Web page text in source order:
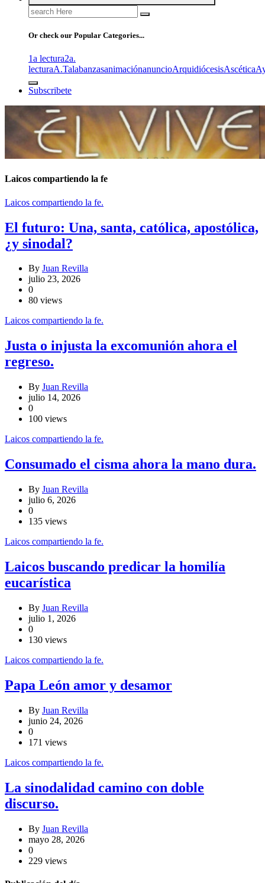
Search
for:
Or check our Popular Categories...
1a lectura2a.
lecturaA.TalabanzasanimaciónanuncioArquidiócesisAscética
Subscribete
Laicos compartiendo la fe
Laicos compartiendo la fe.
El futuro: Una, santa, católica, apostólica,
¿y sinodal?
By Juan Revilla
julio 23, 2026
0
80 views
Laicos compartiendo la fe.
Justa o injusta la excomunión ahora el
regreso.
By Juan Revilla
julio 14, 2026
0
100 views
Laicos compartiendo la fe.
Consumado el cisma ahora la mano dura.
By Juan Revilla
julio 6, 2026
0
135 views
Laicos compartiendo la fe.
Laicos buscando predicar la homilía
eucarística
By Juan Revilla
julio 1, 2026
0
130 views
Laicos compartiendo la fe.
Papa León amor y desamor
By Juan Revilla
junio 24, 2026
0
171 views
Laicos compartiendo la fe.
La sinodalidad camino con doble
discurso.
By Juan Revilla
mayo 28, 2026
0
229 views